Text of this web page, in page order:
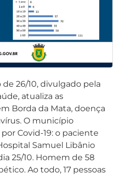
26/10, divulgado pela
atualiza as
Borda da Mata, doença
O município
Covid-19: o paciente
Samuel Libânio
25/10. Homem de 58
Ao todo, 17 pessoas